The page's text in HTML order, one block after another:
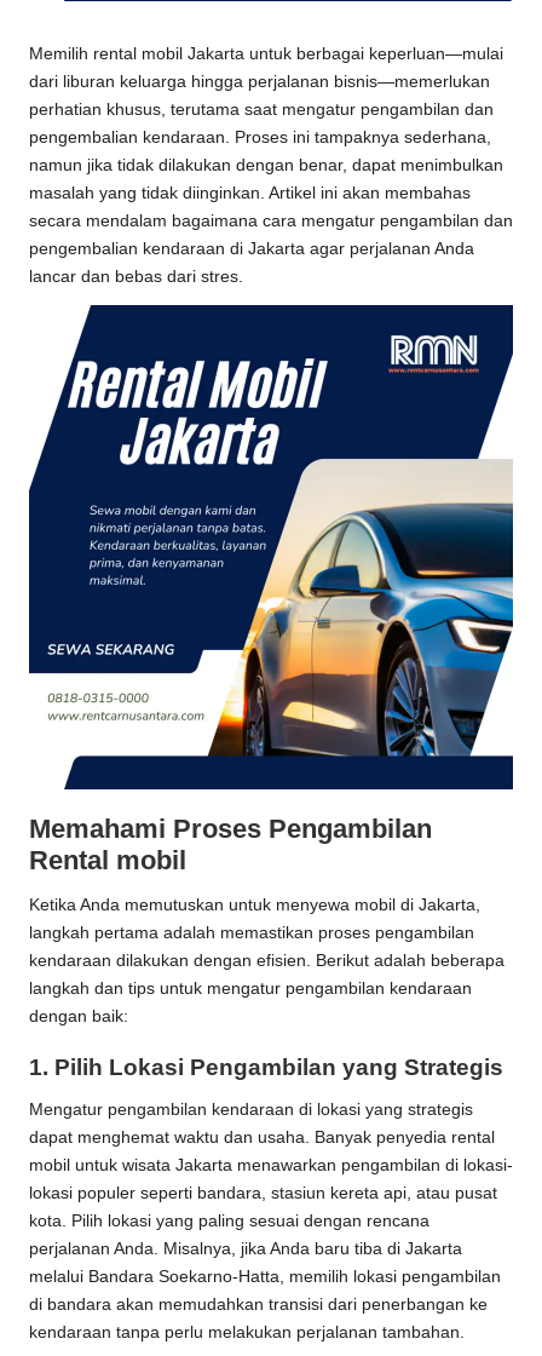
ai
k
&
T
e
rj
g
k
a
Memilih rental mobil Jakarta untuk berbagai keperluan—mulai
dari liburan keluarga hingga perjalanan bisnis—memerlukan
perhatian khusus, terutama saat mengatur pengambilan dan
pengembalian kendaraan. Proses ini tampaknya sederhana,
namun jika tidak dilakukan dengan benar, dapat menimbulkan
masalah yang tidak diinginkan. Artikel ini akan membahas
secara mendalam bagaimana cara mengatur pengambilan dan
pengembalian kendaraan di Jakarta agar perjalanan Anda
lancar dan bebas dari stres.
Memahami Proses Pengambilan
Rental mobil
Ketika Anda memutuskan untuk menyewa mobil di Jakarta,
langkah pertama adalah memastikan proses pengambilan
kendaraan dilakukan dengan efisien. Berikut adalah beberapa
langkah dan tips untuk mengatur pengambilan kendaraan
dengan baik:
1. Pilih Lokasi Pengambilan yang Strategis
Mengatur pengambilan kendaraan di lokasi yang strategis
dapat menghemat waktu dan usaha. Banyak penyedia rental
mobil untuk wisata Jakarta menawarkan pengambilan di lokasi-
lokasi populer seperti bandara, stasiun kereta api, atau pusat
kota. Pilih lokasi yang paling sesuai dengan rencana
perjalanan Anda. Misalnya, jika Anda baru tiba di Jakarta
melalui Bandara Soekarno-Hatta, memilih lokasi pengambilan
di bandara akan memudahkan transisi dari penerbangan ke
kendaraan tanpa perlu melakukan perjalanan tambahan.